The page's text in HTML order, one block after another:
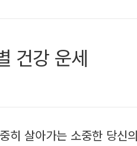
건강 운세
히 살아가는 소중한 당신